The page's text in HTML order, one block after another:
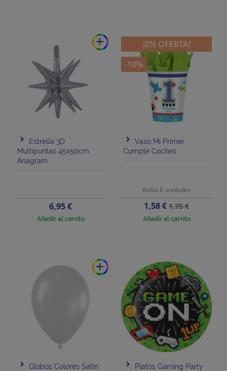
add
Estrella 3D
Multipuntas 45x50cm
Anagram
Precio
6,95 €
Añadir al carrito
Vaso Mi Primer
Cumple Coches
Bolsa 8 unidades
Precio
1,58 €Precio
base
1,75 €
Añadir al carrito
¡EN OFERTA!
-10%
add
Globos Colores Satin
Platos Gaming Party